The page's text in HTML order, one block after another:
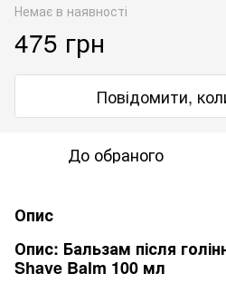
Немає в наявності
475 грн
Повідомити,
До обраного
Опис
Опис: Бальзам після
Shave Balm 100 мл